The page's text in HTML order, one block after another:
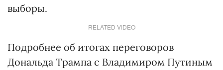
выборы.
RELATED VIDEO
Подробнее об итогах переговоров
Дональда Трампа с Владимиром Путиным